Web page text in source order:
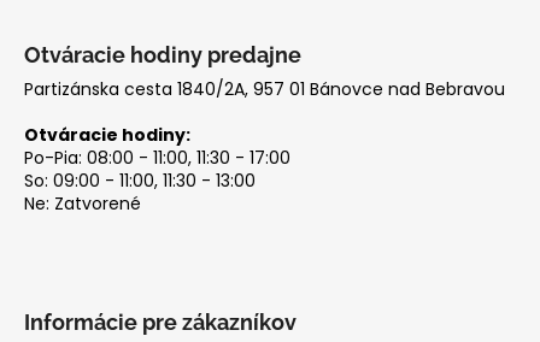
Otváracie hodiny predajne
Partizánska cesta 1840/2A, 957 01 Bánovce nad Bebravou
Otváracie hodiny:
Po-Pia: 08:00 - 11:00, 11:30 - 17:00
So: 09:00 - 11:00, 11:30 - 13:00
Ne: Zatvorené
Informácie pre zákazníkov